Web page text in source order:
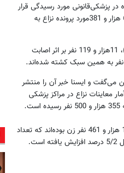
(1380 تا 1389) بیش از 5 میلیون و 800 هزار پرونده در پزشکی‌قانونی مورد رسیدگی قرار
گرفته است و بین این سال‌ها، سال گذشته (1389) بالاترین آمار را دارد که در آن 631 هزار و 381مورد پرونده نزاع به
براساس پرونده‌های ارجاعی به سازمان پزشکی قانونی در دهه هشتاد (1380 تا 1389)، 11هزار و 119 نفر بر اثر اصابت
می‌گفت و ایسنا خبر آن را منتشر
گذشته گفت: در 6 ماه نخست امسال آمار معاینات نزاع در مراکز پزشکی
به گفته او، از کل مراجعات نزاع در 6 ماه نخست امسال 253 هزار و 39 نفر مرد و 102 هزار و 461 نفر زن بوده‌اند که تعداد